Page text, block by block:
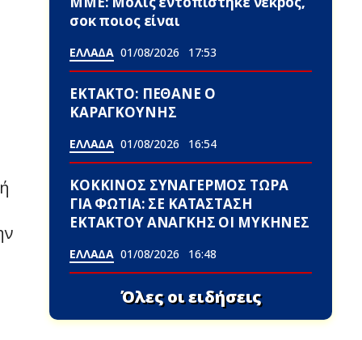
σoκ ποιος είναι
ΕΛΛΑΔΑ 01/08/2026 17:53
ΕΚΤΑΚΤΟ: ΠΕΘΑΝΕ Ο
ΚΑΡΑΓΚΟΥΝΗΣ
ΕΛΛΑΔΑ 01/08/2026 16:54
ΚΟΚΚΙΝΟΣ ΣΥΝΑΓΕΡΜΟΣ ΤΩΡΑ
ΓΙΑ ΦΩΤΙΑ: ΣΕ ΚΑΤΑΣΤΑΣΗ
ΕΚΤΑΚΤΟΥ ΑΝΑΓΚΗΣ ΟΙ ΜΥΚΗΝΕΣ
ΕΛΛΑΔΑ 01/08/2026 16:48
Όλες οι ειδήσεις